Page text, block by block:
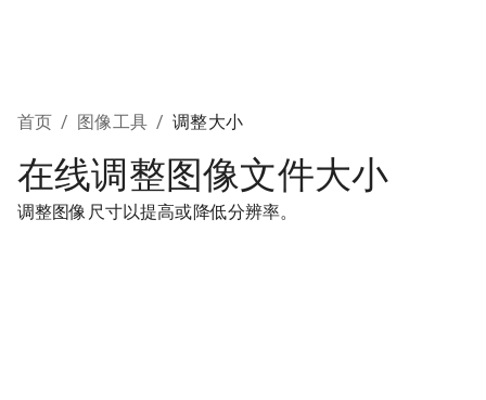
首页 / 图像工具 / 调整大小
在线调整图像文件大小
调整图像尺寸以提高或降低分辨率。